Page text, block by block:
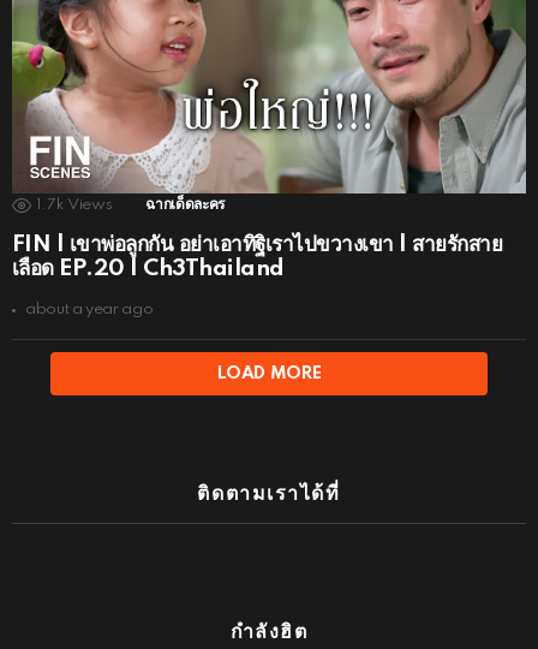
1.7k Views ฉากเด็ดละคร
FIN | เขาพ่อลูกกัน อย่าเอาทิฐิเราไปขวางเขา | สายรักสาย
เลือด EP.20 | Ch3Thailand
about a year ago
LOAD MORE
ติดตามเราได้ที่
กำลังฮิต